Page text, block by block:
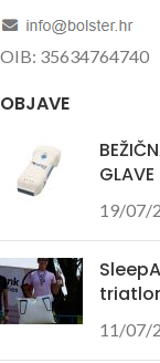
OIB: 35634764740
OBJAVE
19/07/
11/07/